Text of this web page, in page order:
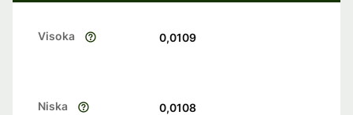
Visoka 0,0109
Niska 0,0108